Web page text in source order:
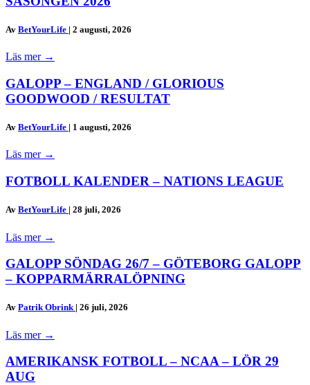
Av BetYourLife | 2 augusti, 2026
Läs mer →
GALOPP – ENGLAND / GLORIOUS
GOODWOOD / RESULTAT
Av BetYourLife | 1 augusti, 2026
Läs mer →
FOTBOLL KALENDER – NATIONS LEAGUE
Av BetYourLife | 28 juli, 2026
Läs mer →
GALOPP SÖNDAG 26/7 – GÖTEBORG GALOPP
– KOPPARMÄRRALÖPNING
Av Patrik Obrink | 26 juli, 2026
Läs mer →
AMERIKANSK FOTBOLL – NCAA – LÖR 29
AUG